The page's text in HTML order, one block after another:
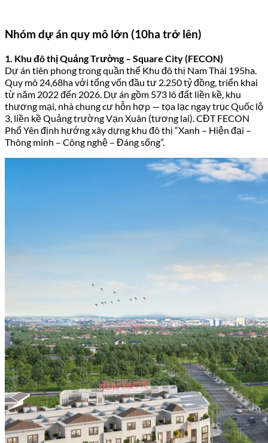
Nhóm dự án quy mô lớn (10ha trở lên)
1. Khu đô thị Quảng Trường – Square City (FECON)
Dự án tiên phong trong quần thể Khu đô thị Nam Thái 195ha.
Quy mô 24,68ha với tổng vốn đầu tư 2.250 tỷ đồng, triển khai
từ năm 2022 đến 2026. Dự án gồm 573 lô đất liền kề, khu
thương mại, nhà chung cư hỗn hợp — tọa lạc ngay trục Quốc lộ
3, liền kề Quảng trường Vạn Xuân (tương lai). CĐT FECON
Phổ Yên định hướng xây dựng khu đô thị “Xanh – Hiện đại –
Thông minh – Công nghệ – Đáng sống”.